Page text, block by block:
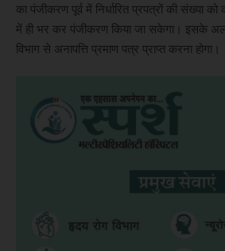
का पंजीकरण पूर्व में निर्धारित प्रपत्रों की संख्या
में ही भर कर पंजीकरण किया जा सकेगा। इसके
विभाग से अनापत्ति प्रमाण पत्र प्राप्त करना होगा।